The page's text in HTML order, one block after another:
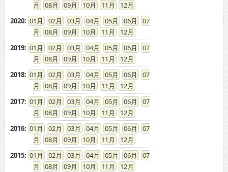
08
09 10 11
12
2020: 01 02 03 04 05 06
07
08
09 10 11
12
2019: 01 02 03 04 05 06
07
08
09 10 11
12
2018: 01 02 03 04 05 06
07
08
09 10 11
12
2017: 01 02 03 04 05 06
07
08
09 10 11
12
2016: 01 02 03 04 05 06
07
08
09 10 11
12
2015: 01 02 03 04 05 06
07
08
09 10 11
12